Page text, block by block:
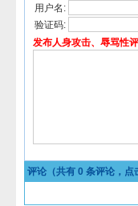
用户名:
验证码:
发布人身攻击、辱骂性
评论（共有 0 条评论，点